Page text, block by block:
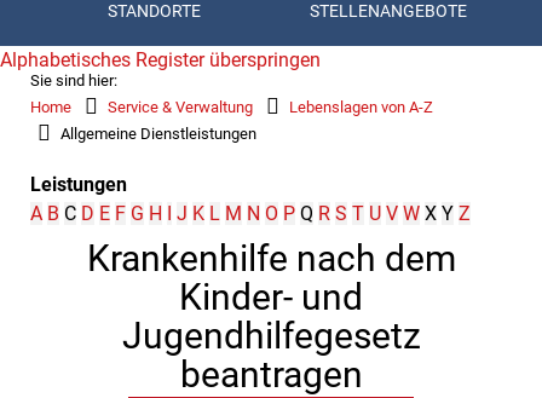
STANDORTE STELLENANGEBOTE
Sie sind hier:
Home
Service & Verwaltung
Lebenslagen von A-Z
Allgemeine Dienstleistungen
Leistungen
Alphabetisches Register überspringen
A B C D E F G H I J K L M N O P Q R S T U V W X Y Z
Krankenhilfe nach dem
Kinder- und
Jugendhilfegesetz
beantragen